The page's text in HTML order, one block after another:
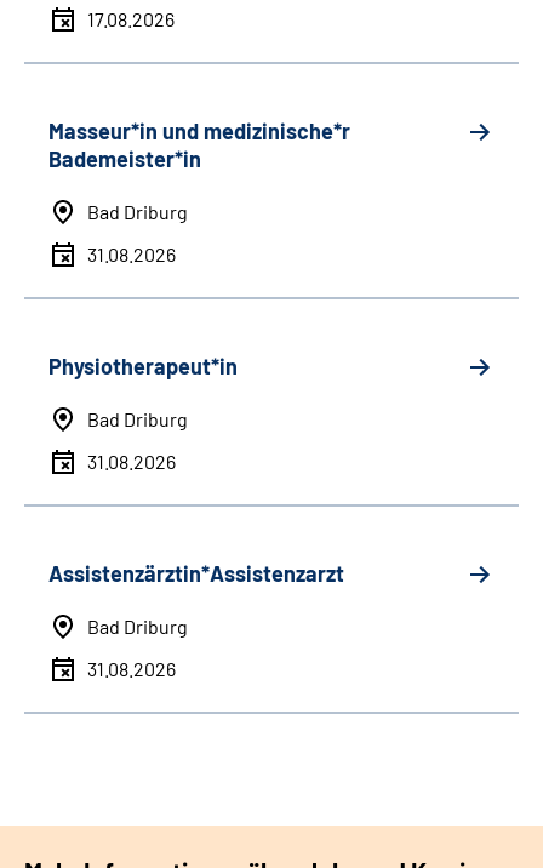
17.08.2026
Masseur*in und medizinische*r
Bademeister*in
Bad Driburg
31.08.2026
Physiotherapeut*in
Bad Driburg
31.08.2026
Assistenzärztin*Assistenzarzt
Bad Driburg
31.08.2026